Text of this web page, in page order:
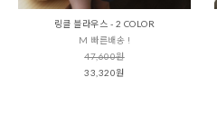
링클 블라우스 - 2 COLOR
M 빠른배송 !
47,600원
33,320원